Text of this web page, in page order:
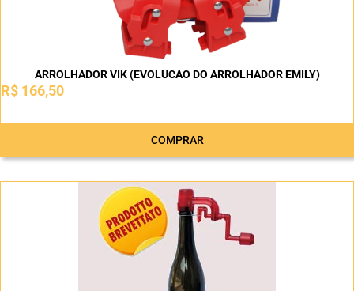
ARROLHADOR VIK (EVOLUCAO DO ARROLHADOR EMILY)
R$ 166,50
COMPRAR